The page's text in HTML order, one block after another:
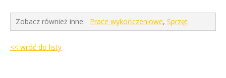
Zobacz również inne: Prace wykończeniowe, Sprzęt
<< wróć do listy